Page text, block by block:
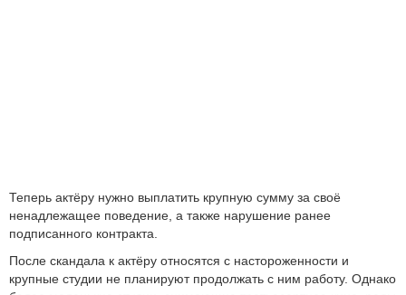
Теперь актёру нужно выплатить крупную сумму за своё
ненадлежащее поведение, а также нарушение ранее
подписанного контракта.
После скандала к актёру относятся с настороженности и
крупные студии не планируют продолжать с ним работу. Однако